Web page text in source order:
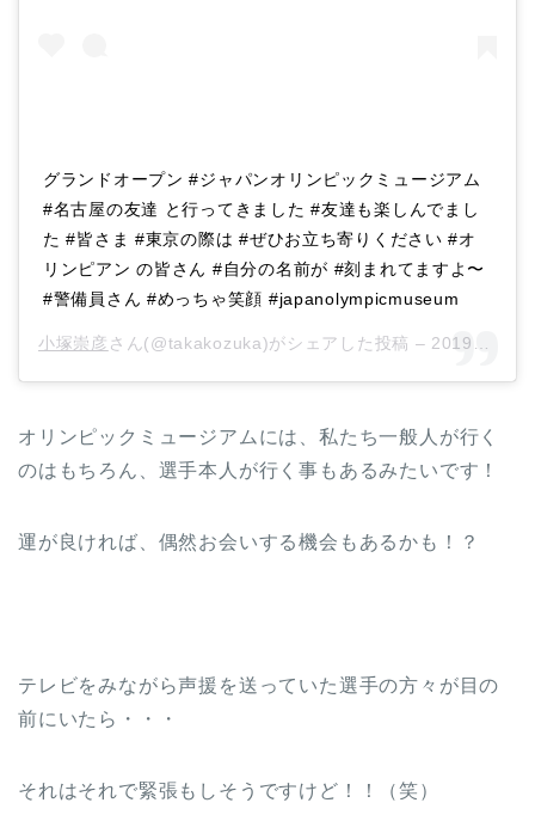
グランドオープン #ジャパンオリンピックミュージアム
#名古屋の友達 と行ってきました #友達も楽しんでまし
た #皆さま #東京の際は #ぜひお立ち寄りください #オ
リンピアン の皆さん #自分の名前が #刻まれてますよ〜
#警備員さん #めっちゃ笑顔 #japanolympicmuseum
小塚崇彦 さん(@takakozuka)がシェアした投稿 – 2019年 9月月15日午前2時06分PDT
オリンピックミュージアムには、私たち一般人が行く
のはもちろん、選手本人が行く事もあるみたいです！
運が良ければ、偶然お会いする機会もあるかも！？
テレビをみながら声援を送っていた選手の方々が目の
前にいたら・・・
それはそれで緊張もしそうですけど！！（笑）